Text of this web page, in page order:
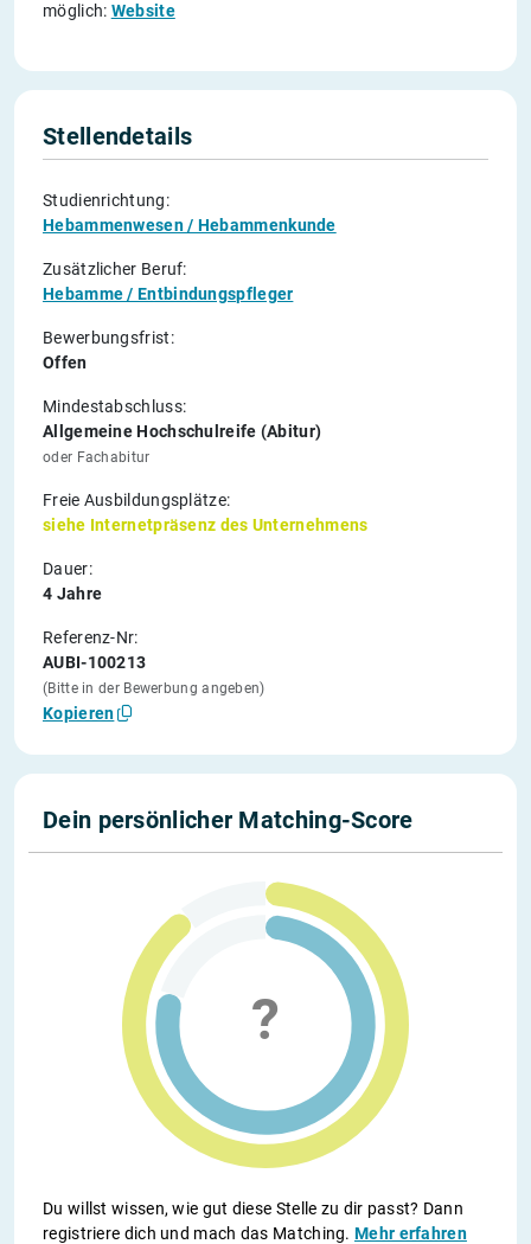
möglich: Website
Stellendetails
Studienrichtung:
Hebammenwesen / Hebammenkunde
Zusätzlicher Beruf:
Hebamme / Entbindungspfleger
Bewerbungsfrist:
Offen
Mindestabschluss:
Allgemeine Hochschulreife (Abitur)
oder Fachabitur
Freie Ausbildungsplätze:
siehe Internetpräsenz des Unternehmens
Dauer:
4 Jahre
Referenz-Nr:
AUBI-100213
(Bitte in der Bewerbung angeben)
Kopieren
Dein persönlicher Matching-Score
Du willst wissen, wie gut diese Stelle zu dir passt? Dann
registriere dich und mach das Matching.Mehr erfahren